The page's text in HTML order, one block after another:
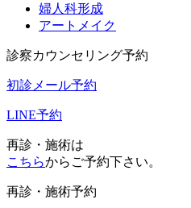
婦人科形成
アートメイク
診察カウンセリング予約
初診メール予約
LINE予約
再診・施術は
こちらからご予約下さい。
再診・施術予約